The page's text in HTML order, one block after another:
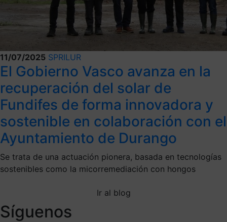
11/07/2025 SPRILUR
El Gobierno Vasco avanza en la
recuperación del solar de
Fundifes de forma innovadora y
sostenible en colaboración con el
Ayuntamiento de Durango
Se trata de una actuación pionera, basada en tecnologías
sostenibles como la micorremediación con hongos
Ir al blog
Síguenos